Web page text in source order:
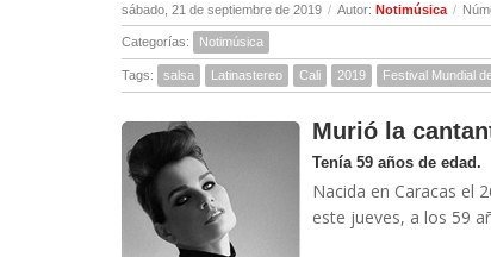
sábado, 21 de septiembre de 2019 / Autor: Notimúsica /
Categorías: Notimúsica
Tags: salsa Latinastereo Cali 2019 Festival Mundial
Murió la
Tenía 59 años de edad.
Nacida en Caracas el
este jueves, a los 59